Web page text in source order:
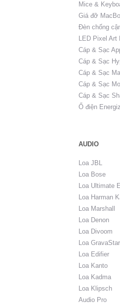
Mice &
Giá đỡ
Đèn chống
LED Pixel Art
Cáp & Sạc
Cáp & Sạc
Cáp & Sạc
Cáp & Sạc
Cáp & Sạc
Ổ điện
AUDIO
Loa JBL
Loa Bose
Loa Ultimate
Loa Harman
Loa Marshall
Loa Denon
Loa Divoom
Loa GravaStar
Loa Edifier
Loa Kanto
Loa Kadma
Loa Klipsch
Audio Pro